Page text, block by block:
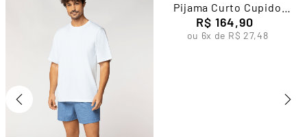
Pijama Curto Cupido
Feminino Lupo
R$ 164,90
ou 6x de R$ 27,48